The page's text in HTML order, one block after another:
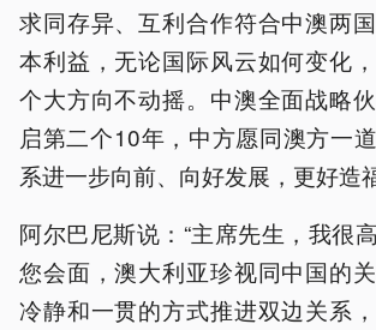
求同存异、互利合作符合中澳两
本利益，无论国际风云如何变化
个大方向不动摇。中澳全面战略
启第二个10年，中方愿同澳方一
系进一步向前、向好发展，更好造
阿尔巴尼斯说：“主席先生，我很
您会面，澳大利亚珍视同中国的
冷静和一贯的方式推进双边关系